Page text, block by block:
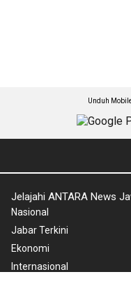
Unduh
Jelajahi ANTARA News
Nasional
Jabar Terkini
Ekonomi
Internasional